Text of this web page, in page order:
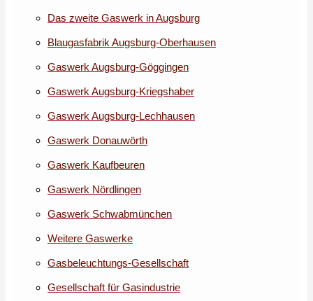
Das zweite Gaswerk in Augsburg
Blaugasfabrik Augsburg-Oberhausen
Gaswerk Augsburg-Göggingen
Gaswerk Augsburg-Kriegshaber
Gaswerk Augsburg-Lechhausen
Gaswerk Donauwörth
Gaswerk Kaufbeuren
Gaswerk Nördlingen
Gaswerk Schwabmünchen
Weitere Gaswerke
Gasbeleuchtungs-Gesellschaft
Gesellschaft für Gasindustrie